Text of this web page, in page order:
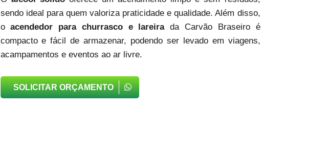
sendo ideal para quem valoriza praticidade e qualidade. Além disso,
oacendedor para churrasco e lareirada Carvão Braseiro é
compacto e fácil de armazenar, podendo ser levado em viagens,
acampamentos e eventos ao ar livre.
SOLICITAR ORÇAMENTO